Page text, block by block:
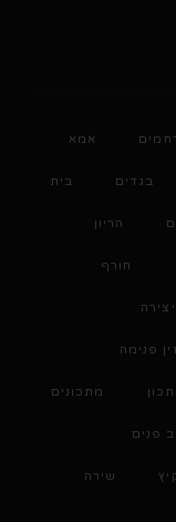
אמא
בגדים בית
הריון
חורף
יצירה
פנימה
מתכונים
פנים
שירה